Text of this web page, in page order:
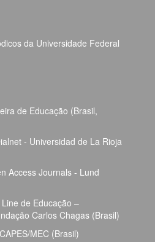
da Universidade Federal
de Educação (Brasil,
- Universidad de La Rioja
Access Journals - Lund
de Educação –
Carlos Chagas (Brasil)
MEC (Brasil)